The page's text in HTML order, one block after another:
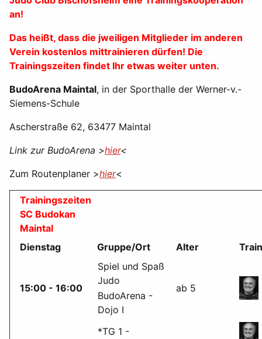
an!
Das heißt, dass die jweiligen Mitglieder im anderen
Verein kostenlos mittrainieren dürfen! Die
Trainingszeiten findet Ihr etwas weiter unten.
BudoArena Maintal, in der Sporthalle der Werner-v.-
Siemens-Schule
Ascherstraße 62, 63477 Maintal
Link zur BudoArena >hier<
Zum Routenplaner >hier<
Trainingszeiten
SC Budokan
Maintal
Dienstag
Gruppe/Ort Alter
15:00 - 16:00
Spiel und Spaß
Judo
BudoArena -
Dojo I
ab 5
*TG 1 -